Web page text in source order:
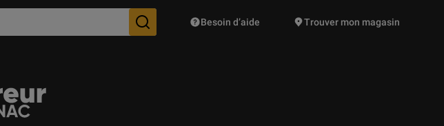
Des suggestions de produits vont vous être proposées
Besoin d’aide Trouver mon magasin